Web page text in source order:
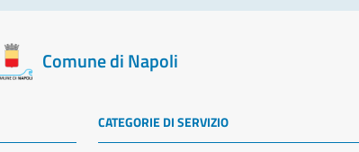
Comune di Napoli
CATEGORIE DI SERVIZIO